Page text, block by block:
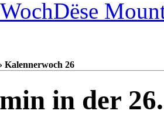
Dëse
Kalennerwoch 26
in der